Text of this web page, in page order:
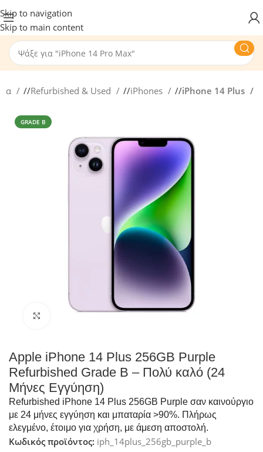
Skip to navigation
Skip to main content
/ Refurbished & Used / iPhones / iPhone 14 Plus
GRADE B
Click to enlarge
Apple iPhone 14 Plus 256GB Purple
Refurbished Grade B – Πολύ καλό (24
Μήνες Εγγύηση)
Refurbished iPhone 14 Plus 256GB Purple σαν καινούργιο
με 24 μήνες εγγύηση και μπαταρία >90%. Πλήρως
ελεγμένο, έτοιμο για χρήση, με άμεση αποστολή.
Κωδικός προϊόντος: iph_14plus_256gb_purple_b